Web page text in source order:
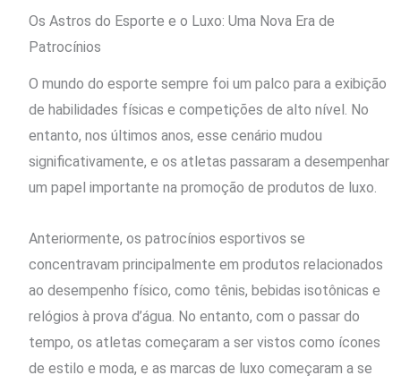
Os Astros do Esporte e o Luxo: Uma Nova Era de
Patrocínios
O mundo do esporte sempre foi um palco para a exibição
de habilidades físicas e competições de alto nível. No
entanto, nos últimos anos, esse cenário mudou
significativamente, e os atletas passaram a desempenhar
um papel importante na promoção de produtos de luxo.
Anteriormente, os patrocínios esportivos se
concentravam principalmente em produtos relacionados
ao desempenho físico, como tênis, bebidas isotônicas e
relógios à prova d’água. No entanto, com o passar do
tempo, os atletas começaram a ser vistos como ícones
de estilo e moda, e as marcas de luxo começaram a se